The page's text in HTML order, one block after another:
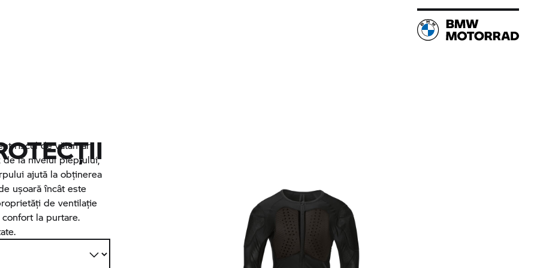
riscul de vătămări
la nivelul pieptului,
ajută la obținerea
ușoară încât este
de ventilație
la purtare.